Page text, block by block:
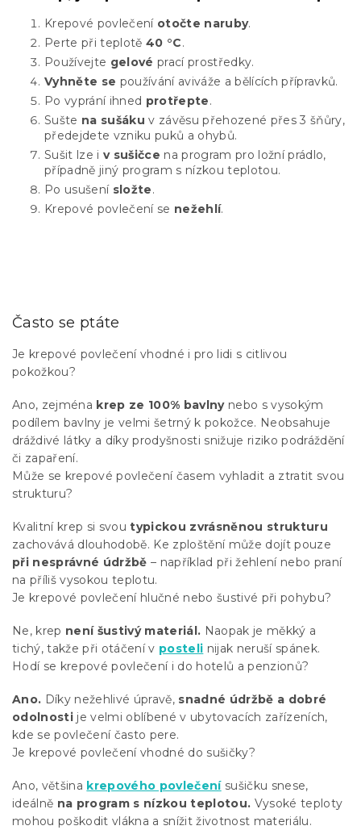
Krepové povlečení otočte naruby.
Perte při teplotě 40 °C.
Používejte gelové prací prostředky.
Vyhněte se používání aviváže a bělících přípravků.
Po vyprání ihned protřepte.
Sušte na sušáku v závěsu přehozené přes 3 šňůry,
předejdete vzniku puků a ohybů.
Sušit lze i v sušičce na program pro ložní prádlo,
případně jiný program s nízkou teplotou.
Po usušení složte.
Krepové povlečení se nežehlí.
Často se ptáte
Je krepové povlečení vhodné i pro lidi s citlivou
pokožkou?
Ano, zejména krep ze 100% bavlnynebo s vysokým
podílem bavlny je velmi šetrný k pokožce. Neobsahuje
dráždivé látky a díky prodyšnosti snižuje riziko podráždění
či zapaření.
Může se krepové povlečení časem vyhladit a ztratit svou
strukturu?
Kvalitní krep si svoutypickou zvrásněnou strukturu
zachovává dlouhodobě. Ke zploštění může dojít pouze
při nesprávné údržbě – například při žehlení nebo praní
na příliš vysokou teplotu.
Je krepové povlečení hlučné nebo šustivé při pohybu?
Ne, krep není šustivý materiál. Naopak je měkký a
tichý, takže při otáčení v posteli nijak neruší spánek.
Hodí se krepové povlečení i do hotelů a penzionů?
Ano. Díky nežehlivé úpravě, snadné údržbě a dobré
odolnosti je velmi oblíbené v ubytovacích zařízeních,
kde se povlečení často pere.
Je krepové povlečení vhodné do sušičky?
Ano, většina krepového povlečenísušičku snese,
ideálně na program s nízkou teplotou. Vysoké teploty
mohou poškodit vlákna a snížit životnost materiálu.